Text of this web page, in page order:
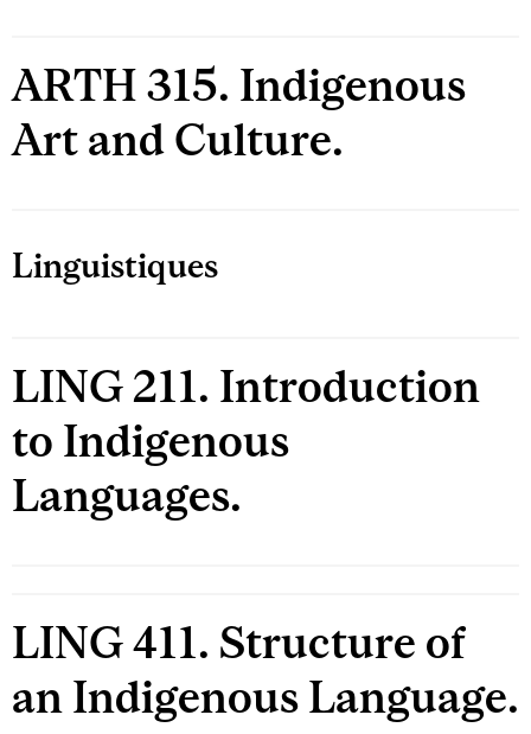
ARTH 315. Indigenous
Art and Culture.
Linguistiques
LING 211. Introduction
to Indigenous
Languages.
LING 411. Structure of
an Indigenous Language.